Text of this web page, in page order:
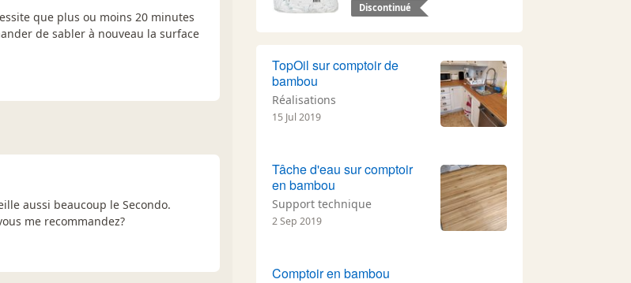
que plus ou moins 20 minutes
de sabler à nouveau la surface
aussi beaucoup le Secondo.
me recommandez?
Discontinué
TopOil sur comptoir de
bambou
Réalisations
15 Jul 2019
Tâche d'eau sur comptoir
en bambou
Support technique
2 Sep 2019
Comptoir en bambou